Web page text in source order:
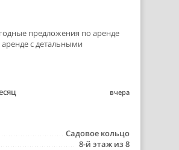
предложения по аренде
с детальными
вчера
Садовое кольцо
8-й этаж из 8